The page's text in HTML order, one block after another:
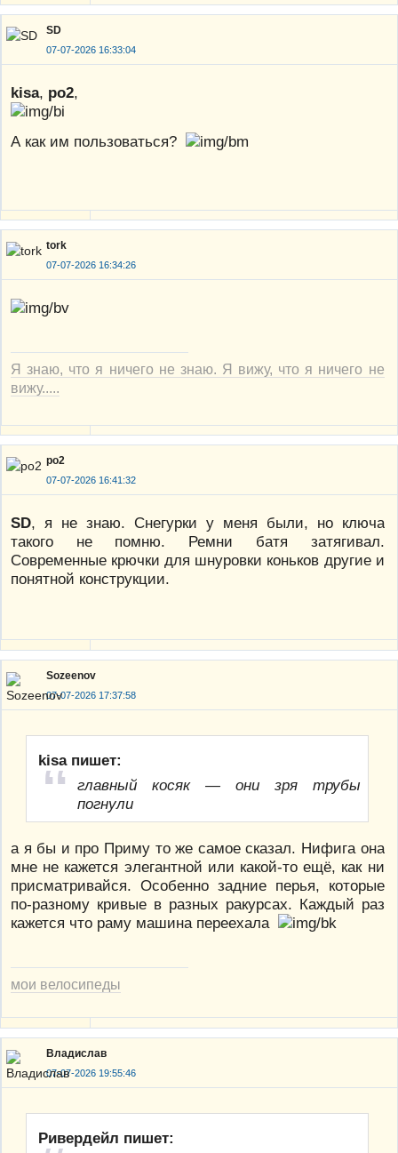
SD
07-07-2026 16:33:04
kisa, po2,
А как им пользоваться?
tork
07-07-2026 16:34:26
Я знаю, что я ничего не знаю. Я вижу, что я ничего не
вижу.....
po2
07-07-2026 16:41:32
SD, я не знаю. Снегурки у меня были, но ключа
такого не помню. Ремни батя затягивал.
Современные крючки для шнуровки коньков другие и
понятной конструкции.
Sozeenov
07-07-2026 17:37:58
kisa пишет:
главный косяк — они зря трубы
погнули
а я бы и про Приму то же самое сказал. Нифига она
мне не кажется элегантной или какой-то ещё, как ни
присматривайся. Особенно задние перья, которые
по-разному кривые в разных ракурсах. Каждый раз
кажется что раму машина переехала
мои велосипеды
Владислав
07-07-2026 19:55:46
Ривердейл пишет: